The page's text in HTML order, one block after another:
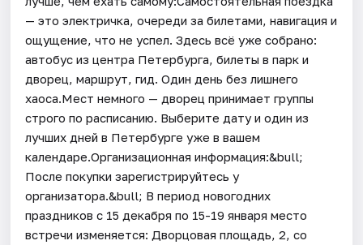
— это электричка, очереди за билетами, навигация и
ощущение, что не успел. Здесь всё уже собрано:
автобус из центра Петербурга, билеты в парк и
дворец, маршрут, гид. Один день без лишнего
хаоса.Мест немного — дворец принимает группы
строго по расписанию. Выберите дату и один из
лучших дней в Петербурге уже в вашем
календаре.Организационная информация:&bull;
После покупки зарегистрируйтесь у
организатора.&bull; В период новогодних
праздников с 15 декабря по 15-19 января место
встречи изменяется: Дворцовая площадь, 2, со